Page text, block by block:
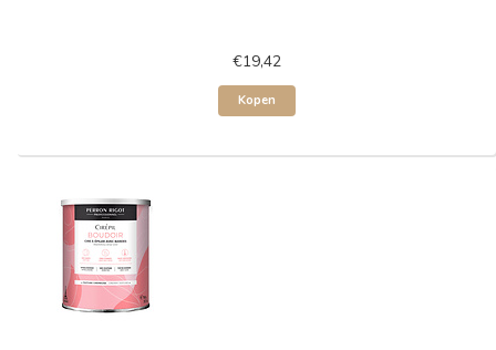
€19,42
Kopen